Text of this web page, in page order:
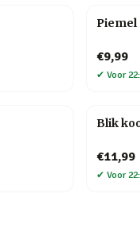
Piemel
€9,99
✔ Voor
Blik
€11,99
✔ Voor